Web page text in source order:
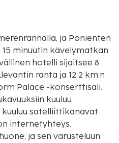
ja Ponienten
minuutin kävelymatkan
ranta ja 12,2 km:n
Palace -konserttisali.
kuuluu
satelliittikanavat
internetyhteys.
ja sen varusteluun